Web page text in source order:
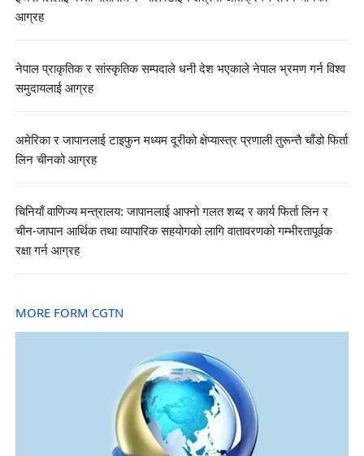
आग्रह
नेपाल प्राकृतिक र सांस्कृतिक सम्पदाले धनी देश भएकाले नेपाल भ्रमण गर्न विश्व
समुदायलाई आग्रह
अमेरिका र जापानलाई टाइफुन मध्यम दूरीको क्षेप्यास्त्र प्रणाली तुरून्तै चाँडो फिर्ता
लिन चीनको आग्रह
चिनियाँ वाणिज्य मन्त्रालय: जापानलाई आफ्नो गलत शब्द र कार्य फिर्ता लिन र
चीन-जापान आर्थिक तथा व्यापारिक सहयोगको लागि वातावरणको गम्भीरतापूर्वक
रक्षा गर्न आग्रह
MORE FORM CGTN